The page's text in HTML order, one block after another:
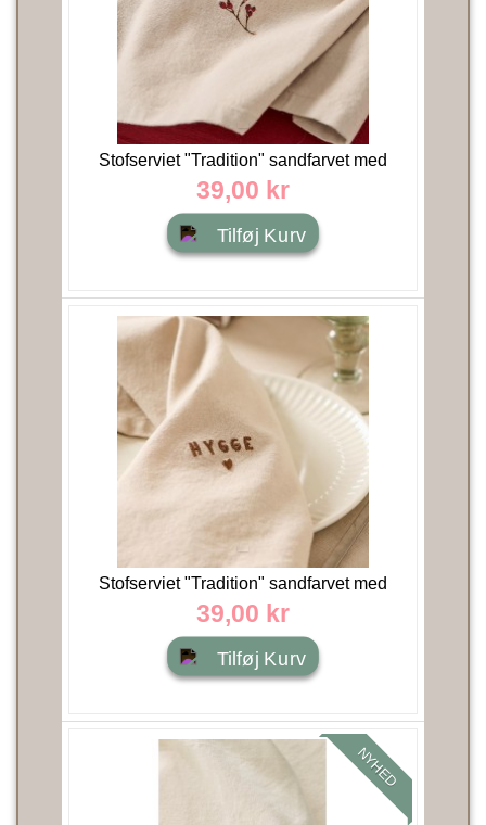
Stofserviet "Tradition" sandfarvet med
vinterbærgren - Ib...
39,00 kr
Tilføj Kurv
Stofserviet "Tradition" sandfarvet med
Hygge - Ib Laursen
39,00 kr
Tilføj Kurv
NYHED